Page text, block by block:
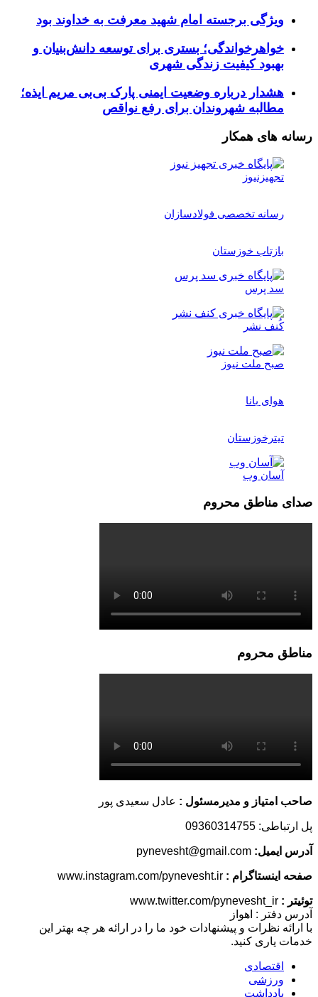
ویژگی برجسته امام شهید معرفت به خداوند بود
خواهرخواندگی؛ بستری برای توسعه دانش‌بنیان و
بهبود کیفیت زندگی شهری
هشدار درباره وضعیت ایمنی پارک بی‌بی مریم ایذه؛
مطالبه شهروندان برای رفع نواقص
رسانه های همکار
تجهیزنیوز
رسانه تخصصی فولادسازان
بازتاب خوزستان
سد پرس
کُنف نشر
صبح ملت نیوز
هوای بانا
تیترخوزستان
آسان وب
صدای مناطق محروم
مناطق محروم
صاحب امتیاز و مدیرمسئول : عادل سعیدی پور
پل ارتباطی: 09360314755
آدرس ایمیل:
صفحه اینستاگرام :
توئیتر :
آدرس دفتر : اهواز
با ارائه نظرات و پیشنهادات خود ما را در ارائه هر چه بهتر این
خدمات یاری کنید.
اقتصادی
ورزشی
یادداشت